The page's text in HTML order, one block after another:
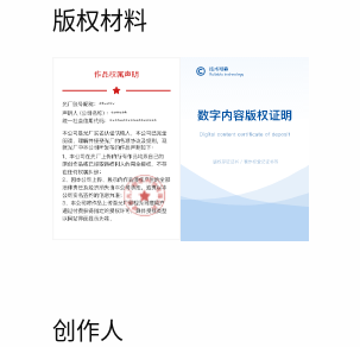
版权材料
创作人